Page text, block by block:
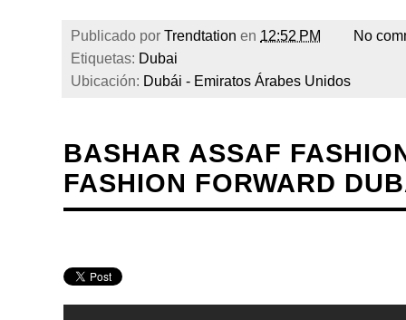
Publicado por Trendtation en 12:52 PM
No
Etiquetas: Dubai
Ubicación: Dubái - Emiratos Árabes Unidos
BASHAR ASSAF
FASHION FORWARD